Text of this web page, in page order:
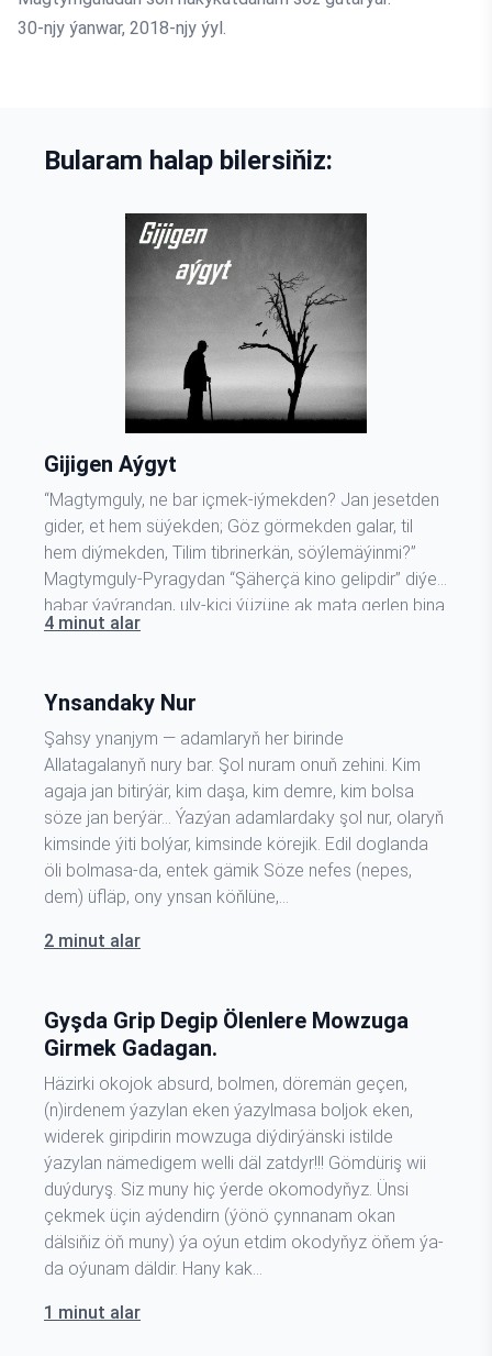
30-njy ýanwar, 2018-njy ýyl.
Bularam halap bilersiňiz:
Gijigen Aýgyt
“Magtymguly, ne bar içmek-iýmekden? Jan jesetden
gider, et hem süýekden; Göz görmekden galar, til
hem diýmekden, Tilim tibrinerkän, söýlemäýinmi?”
Magtymguly-Pyragydan “Şäherçä kino gelipdir” diýen
habar ýaýrandan, uly-kiçi ýüzüne ak mata gerlen bina
bakan eňdiler. Ejesiniň köýneginden ýapyşyp barýan
4 minut alar
Ynsandaky Nur
Şahsy ynanjym — adamlaryň her birinde
Allatagalanyň nury bar. Şol nuram onuň zehini. Kim
agaja jan bitirýär, kim daşa, kim demre, kim bolsa
söze jan berýär… Ýazýan adamlardaky şol nur, olaryň
kimsinde ýiti bolýar, kimsinde körejik. Edil doglanda
öli bolmasa-da, entek gämik Söze nefes (nepes,
dem) üfläp, ony ynsan köňlüne,…
2 minut alar
Gyşda Grip Degip Ölenlere Mowzuga
Girmek Gadagan.
Häzirki okojok absurd, bolmen, döremän geçen,
(n)irdenem ýazylan eken ýazylmasa boljok eken,
widerek giripdirin mowzuga diýdirýänski istilde
ýazylan nämedigem welli däl zatdyr!!! Gömdüriş wii
duýduryş. Siz muny hiç ýerde okomodyňyz. Ünsi
çekmek üçin aýdendirn (ýönö çynnanam okan
dälsiňiz öň muny) ýa oýun etdim okodyňyz öňem ýa-
da oýunam däldir. Hany kak…
1 minut alar